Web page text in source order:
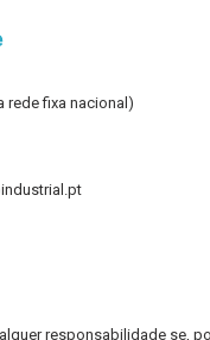
rede fixa nacional)
responsabilidade se,